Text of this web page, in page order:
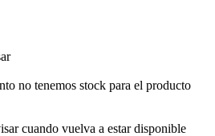
no tenemos stock para el producto
cuando vuelva a estar disponible